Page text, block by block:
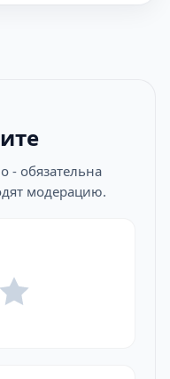
- обязательна
модерацию.